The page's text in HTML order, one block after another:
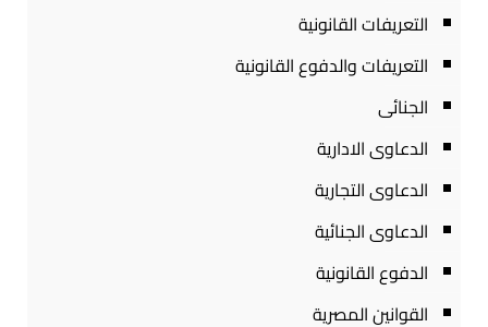
التعريفات القانونية
التعريفات والدفوع القانونية
الجنائى
الدعاوى الادارية
الدعاوى التجارية
الدعاوى الجنائية
الدفوع القانونية
القوانين المصرية